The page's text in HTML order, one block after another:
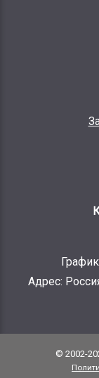
Адрес:
© 2002-